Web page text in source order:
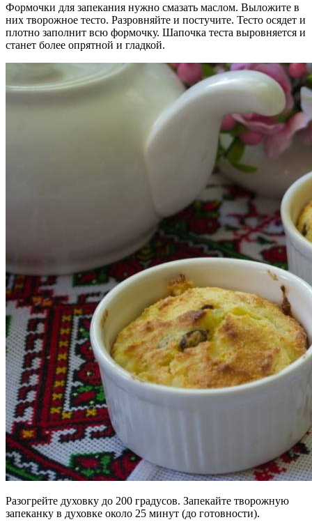
Формочки для запекания нужно смазать маслом. Выложите в
них творожное тесто. Разровняйте и постучите. Тесто осядет и
плотно заполнит всю формочку. Шапочка теста выровняется и
станет более опрятной и гладкой.
Разогрейте духовку до 200 градусов. Запекайте творожную
запеканку в духовке около 25 минут (до готовности).